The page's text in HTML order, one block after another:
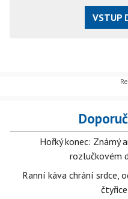
VSTUP
Hořký konec: Známý
rozlučkovém
Ranní káva chrání srdce,